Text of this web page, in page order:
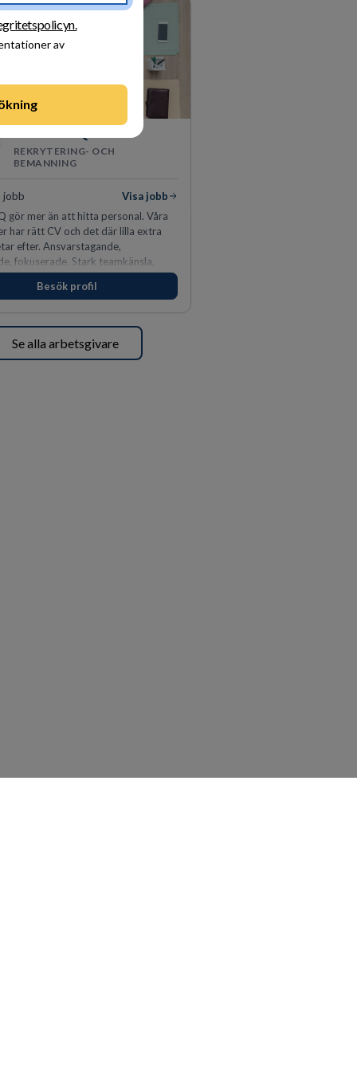
av
REKRYTERING- OCH
BEMANNING
jobb
Visa jobb
gör mer än att hitta personal. Våra
har rätt CV och det där lilla extra
efter. Ansvarstagande,
fokuserade. Stark teamkänsla,
och hälsomedvetna. Vi kallar det
egenskaper.
Besök profil
Se alla arbetsgivare